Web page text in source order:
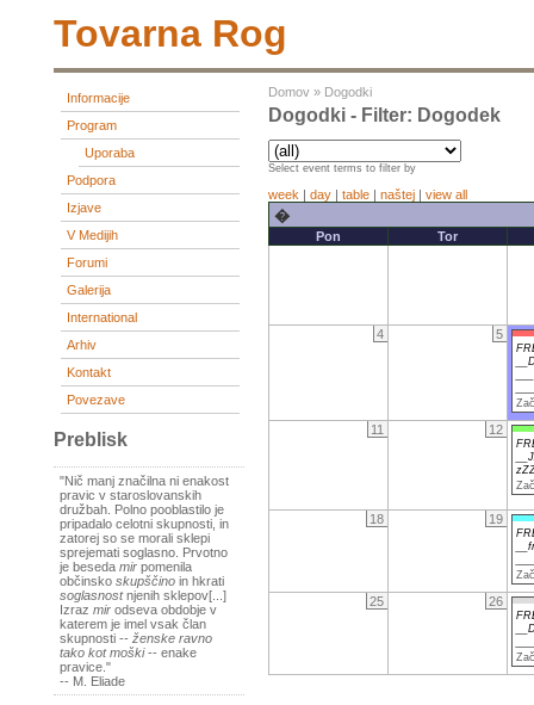
Tovarna Rog
Informacije
Program
Uporaba
Podpora
Izjave
V Medijih
Forumi
Galerija
International
Arhiv
Kontakt
Povezave
Preblisk
"Nič manj značilna ni enakost
pravic v staroslovanskih
družbah. Polno pooblastilo je
pripadalo celotni skupnosti, in
zatorej so se morali sklepi
sprejemati soglasno. Prvotno
je beseda mir pomenila
občinsko skupščino in hkrati
soglasnostnjenih sklepov[...]
Izraz mir odseva obdobje v
katerem je imel vsak član
skupnosti -- ženske ravno
tako kot moški-- enake
pravice."
-- M. Eliade
Domov » Dogodki
Dogodki - Filter: Dogodek
Select event terms to filter by
week | day | table | naštej | view all
�
Pon Tor
4 5
11 12
18 19
25 26